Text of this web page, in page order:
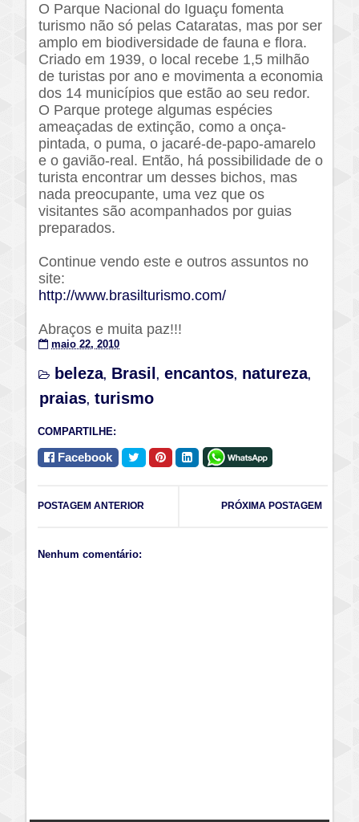
O Parque Nacional do Iguaçu fomenta
turismo não só pelas Cataratas, mas por ser
amplo em biodiversidade de fauna e flora.
Criado em 1939, o local recebe 1,5 milhão
de turistas por ano e movimenta a economia
dos 14 municípios que estão ao seu redor.
O Parque protege algumas espécies
ameaçadas de extinção, como a onça-
pintada, o puma, o jacaré-de-papo-amarelo
e o gavião-real. Então, há possibilidade de o
turista encontrar um desses bichos, mas
nada preocupante, uma vez que os
visitantes são acompanhados por guias
preparados.
Continue vendo este e outros assuntos no
site:
http://www.brasilturismo.com/
Abraços e muita paz!!!
maio 22, 2010
beleza, Brasil, encantos, natureza,
praias, turismo
COMPARTILHE:
Facebook
PRÓXIMA POSTAGEM
POSTAGEM ANTERIOR
Nenhum comentário: